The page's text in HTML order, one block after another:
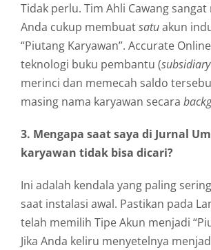
Tidak perlu. Tim Ahli Cawang
Anda cukup membuatsatuakun
“Piutang Karyawan”. Accurate
teknologi buku pembantu (
merinci dan memecah saldo
masing nama karyawan secara
3. Mengapa saat saya di Jurnal
karyawan tidak bisa dicari?
Ini adalah kendala yang paling
saat instalasi awal. Pastikan pada
telah memilih Tipe Akun menjadi
Jika Anda keliru menyetelnya